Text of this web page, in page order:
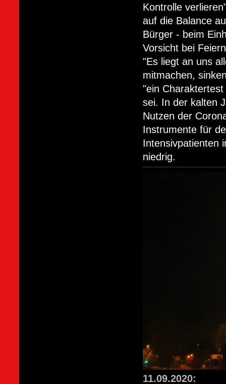
Kontrolle
auf die Balance
Bürger - beim
Vorsicht bei
"Es liegt an uns
mitmachen,
"ein
sei. In der kalten
Nutzen der
Instrumente für
Intensivpatienten
niedrig.
11.09.2020: